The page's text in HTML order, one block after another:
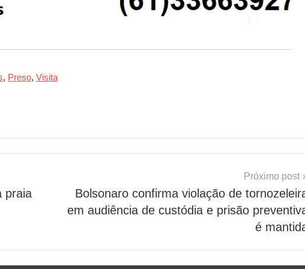
, Preso, Visita
praia
Próximo post
Bolsonaro confirma violação de
em audiência de custódia e prisão
é